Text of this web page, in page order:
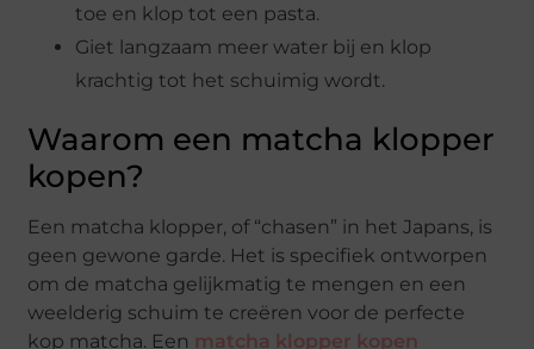
toe en klop tot een pasta.
Giet langzaam meer water bij en klop
krachtig tot het schuimig wordt.
Waarom een matcha klopper
kopen?
Een matcha klopper, of “chasen” in het Japans, is
geen gewone garde. Het is specifiek ontworpen
om de matcha gelijkmatig te mengen en een
weelderig schuim te creëren voor de perfecte
kop matcha. Een matcha klopper kopen